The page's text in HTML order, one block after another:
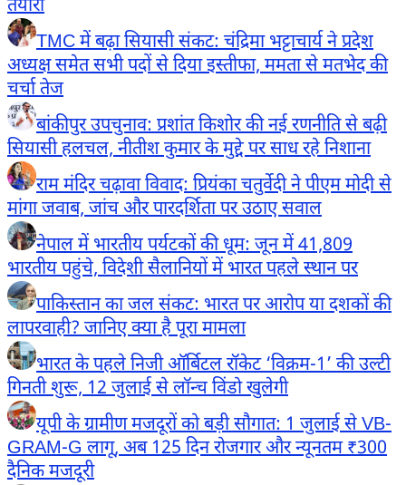
तैयारी
TMC में बढ़ा सियासी संकट: चंद्रिमा भट्टाचार्य ने प्रदेश
अध्यक्ष समेत सभी पदों से दिया इस्तीफा, ममता से मतभेद की
चर्चा तेज
बांकीपुर उपचुनाव: प्रशांत किशोर की नई रणनीति से बढ़ी
सियासी हलचल, नीतीश कुमार के मुद्दे पर साध रहे निशाना
राम मंदिर चढ़ावा विवाद: प्रियंका चतुर्वेदी ने पीएम मोदी से
मांगा जवाब, जांच और पारदर्शिता पर उठाए सवाल
नेपाल में भारतीय पर्यटकों की धूम: जून में 41,809
भारतीय पहुंचे, विदेशी सैलानियों में भारत पहले स्थान पर
पाकिस्तान का जल संकट: भारत पर आरोप या दशकों की
लापरवाही? जानिए क्या है पूरा मामला
भारत के पहले निजी ऑर्बिटल रॉकेट ‘विक्रम-1’ की उल्टी
गिनती शुरू, 12 जुलाई से लॉन्च विंडो खुलेगी
यूपी के ग्रामीण मजदूरों को बड़ी सौगात: 1 जुलाई से VB-
GRAM-G लागू, अब 125 दिन रोजगार और न्यूनतम ₹300
दैनिक मजदूरी